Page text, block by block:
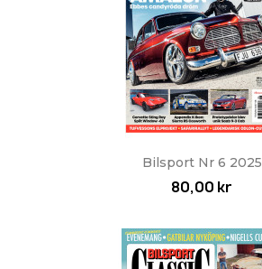
Bilsport Nr 6 2025
80,00 kr